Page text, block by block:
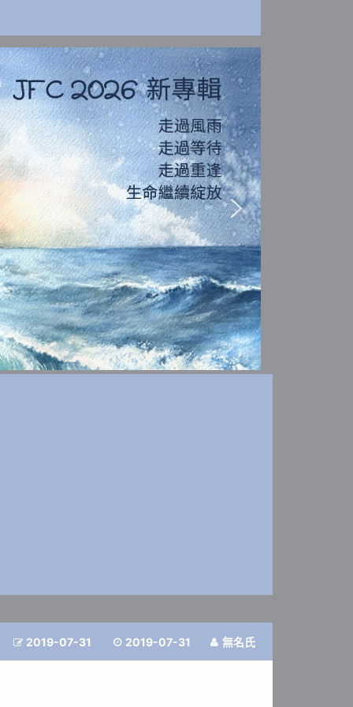
 2019-07-31  2019-07-31  無名氏